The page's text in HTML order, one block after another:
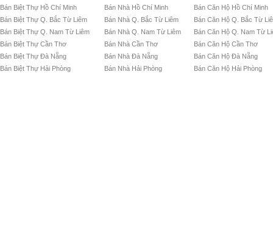
Bán Biệt Thự Hồ Chí Minh
Bán Biệt Thự Q. Bắc Từ Liêm
Bán Biệt Thự Q. Nam Từ Liêm
Bán Biệt Thự Cần Thơ
Bán Biệt Thự Đà Nẵng
Bán Biệt Thự Hải Phòng
Bán Nhà Hồ Chí Minh
Bán Nhà Q. Bắc Từ Liêm
Bán Nhà Q. Nam Từ Liêm
Bán Nhà Cần Thơ
Bán Nhà Đà Nẵng
Bán Nhà Hải Phòng
Bán Căn Hộ Hồ Chí Minh
Bán Căn Hộ Q. Bắc Từ
Bán Căn Hộ Q. Nam Từ
Bán Căn Hộ Cần Thơ
Bán Căn Hộ Đà Nẵng
Bán Căn Hộ Hải Phòng